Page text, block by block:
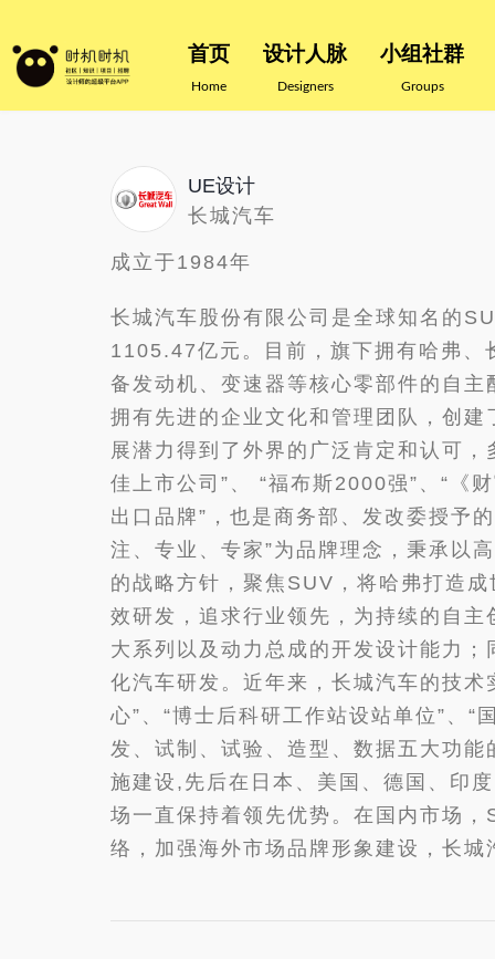
首页
Home
设计人脉
Designers
小组社群
Groups
UE设计
长城汽车
成立于1984年
长城汽车股份有限公司是全球知名的
1105.47亿元。目前，旗下拥有哈弗、
备发动机、变速器等核心零部件的自
拥有先进的企业文化和管理团队，创
展潜力得到了外界的广泛肯定和认可
佳上市公司”、 “福布斯2000强”、“《
出口品牌”，也是商务部、发改委授予
注、专业、专家”为品牌理念，秉承以
的战略方针，聚焦SUV，将哈弗打造
效研发，追求行业领先，为持续的自
大系列以及动力总成的开发设计能力
化汽车研发。近年来，长城汽车的技
心”、“博士后科研工作站设站单位”、
发、试制、试验、造型、数据五大功
施建设,先后在日本、美国、德国、印
场一直保持着领先优势。在国内市场
络，加强海外市场品牌形象建设，长